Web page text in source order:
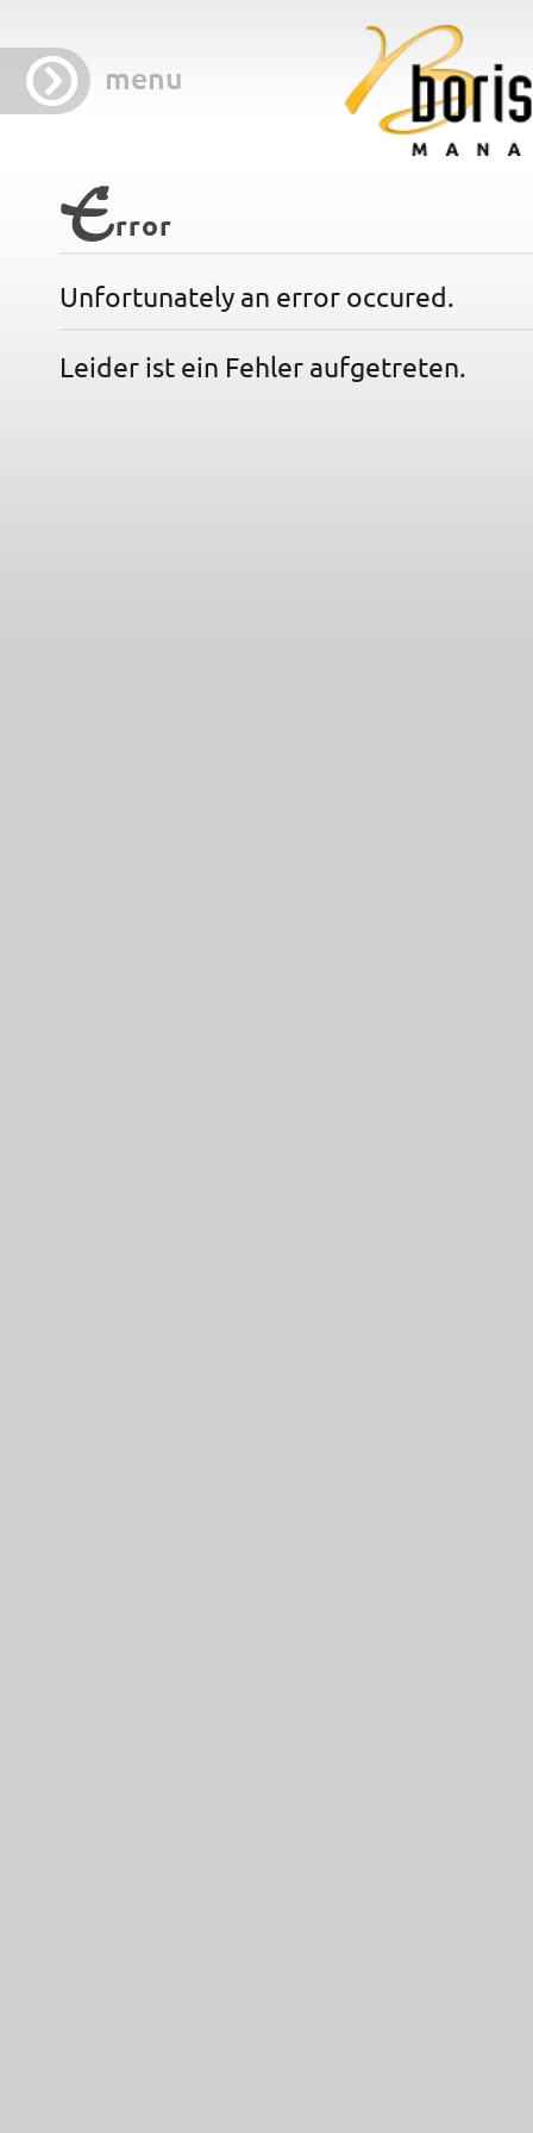
menu
Error
Unfortunately an error occured.
Leider ist ein Fehler aufgetreten.